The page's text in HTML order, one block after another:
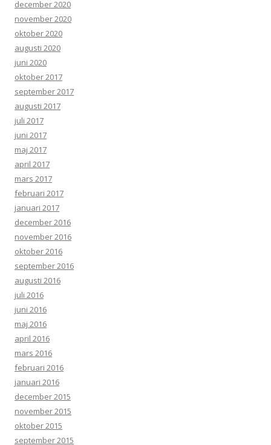
december 2020
november 2020
oktober 2020
augusti 2020
juni 2020
oktober 2017
september 2017
augusti 2017
juli 2017
juni 2017
maj 2017
april 2017
mars 2017
februari 2017
januari 2017
december 2016
november 2016
oktober 2016
september 2016
augusti 2016
juli 2016
juni 2016
maj 2016
april 2016
mars 2016
februari 2016
januari 2016
december 2015
november 2015
oktober 2015
september 2015